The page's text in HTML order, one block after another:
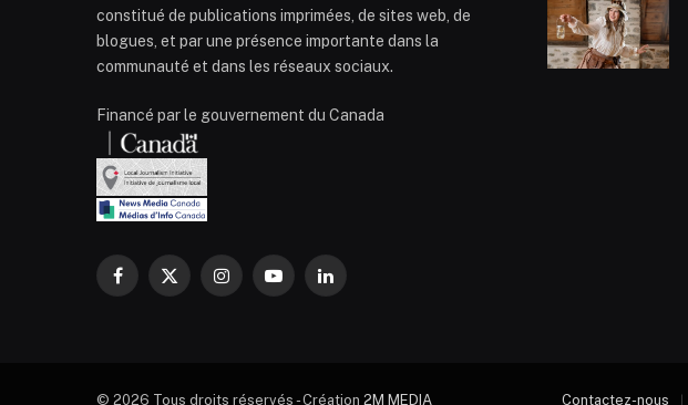
constitué de publications imprimées, de sites web, de
blogues, et par une présence importante dans la
communauté et dans les réseaux sociaux.
Financé par le gouvernement du Canada
Facebook
X
InstagramYouTubeLinkedIn
© 2026 Tous droits réservés - Création 2M MEDIA Contactez-nous